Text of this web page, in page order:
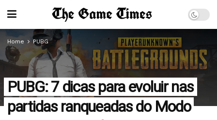
Home PUBG
PUBG: 7 dicas para evoluir nas
partidas ranqueadas do Modo